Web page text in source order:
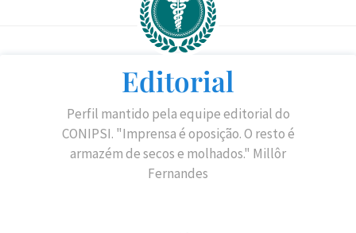
Editorial
Perfil mantido pela equipe editorial do
CONIPSI. "Imprensa é oposição. O resto é
armazém de secos e molhados." Millôr
Fernandes